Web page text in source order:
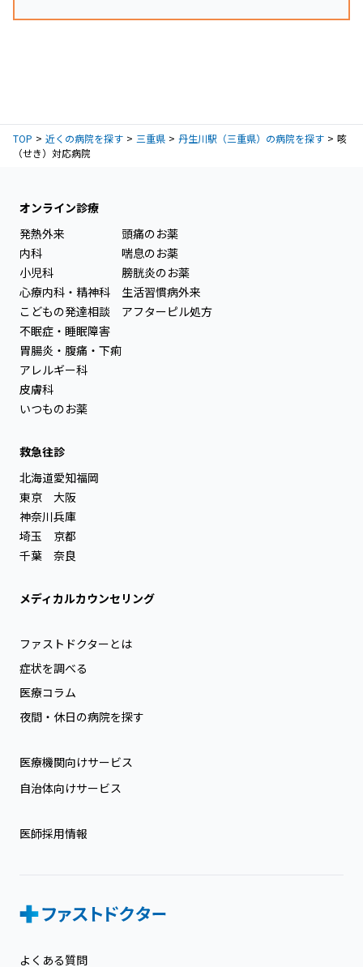
TOP 近くの病院を探す 三重県 丹生川駅（三重県）の病院を探す
咳
（せき）対応病院
オンライン診療
発熱外来
内科
小児科
心療内科・精神科
こどもの発達相談
不眠症・睡眠障害
胃腸炎・腹痛・下痢
アレルギー科
皮膚科
いつものお薬
頭痛のお薬
喘息のお薬
膀胱炎のお薬
生活習慣病外来
アフターピル処方
救急往診
北海道
東京
神奈川
埼玉
千葉
愛知
大阪
兵庫
京都
奈良
福岡
メディカルカウンセリング
ファストドクターとは
症状を調べる
医療コラム
夜間・休日の病院を探す
医療機関向けサービス
自治体向けサービス
医師採用情報
よくある質問